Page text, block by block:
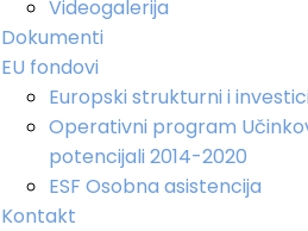
Videogalerija
Dokumenti
EU fondovi
Europski strukturni i
Operativni program
potencijali 2014-2020
ESF Osobna asistencija
Kontakt